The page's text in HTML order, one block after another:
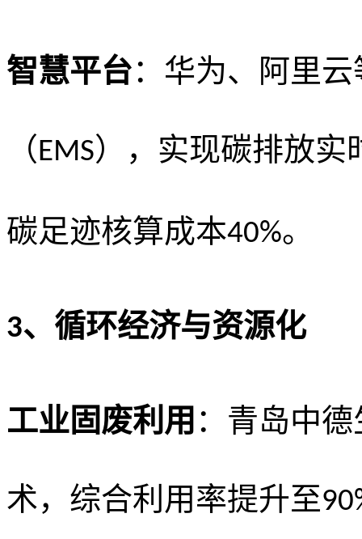
智慧平台：华为、阿里
（EMS），实现碳排放实
碳足迹核算成本40%。
3、 循环经济与资源化
工业固废利用 ：青岛中
术，综合利用率提升至